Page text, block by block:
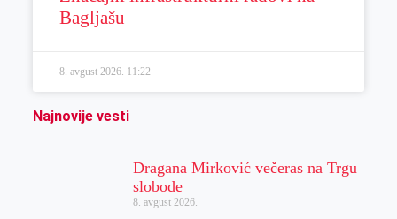
Bagljašu
8. avgust 2026. 11:22
Najnovije vesti
Dragana Mirković večeras na Trgu
slobode
8. avgust 2026.